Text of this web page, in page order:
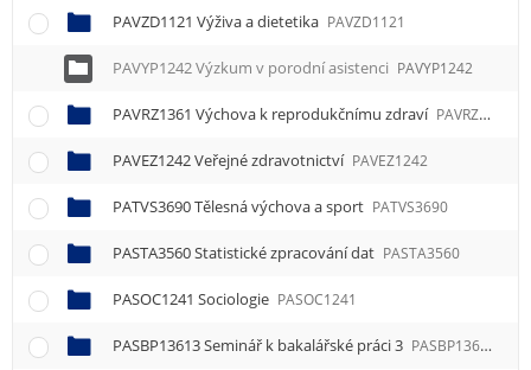
PAVZD1121 Výživa a dietetika PAVZD1121
PAVYP1242 Výzkum v porodní asistenci PAVYP1242
PAVRZ1361 Výchova k reprodukčnímu zdraví PAVRZ1361
PAVEZ1242 Veřejné zdravotnictví PAVEZ1242
PATVS3690 Tělesná výchova a sport PATVS3690
PASTA3560 Statistické zpracování dat PASTA3560
PASOC1241 Sociologie PASOC1241
PASBP13613 Seminář k bakalářské práci 3 PASBP13613